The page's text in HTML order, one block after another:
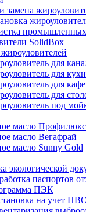
замена
промышленных
SolidBox
для
для
для
для
под
масло Профилюкс
масло Вегафрай
масло Sunny Gold
экологической
паспортов
ПЭК
на учет